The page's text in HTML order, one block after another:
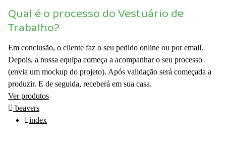
Qual é o processo do Vestuário de
Trabalho?
Em conclusão, o cliente faz o seu pedido online ou por email.
Depois, a nossa equipa começa a acompanhar o seu processo
(envia um mockup do projeto). Após validação será começada a
produzir. E de seguida, receberá em sua casa.
Ver produtos
beavers
index